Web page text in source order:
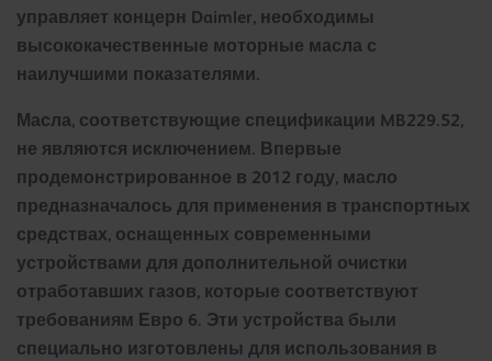
управляет концерн Daimler, необходимы
высококачественные моторные масла с
наилучшими показателями.
Масла, соответствующие спецификации MB229.52,
не являются исключением. Впервые
продемонстрированное в 2012 году, масло
предназначалось для применения в транспортных
средствах, оснащенных современными
устройствами для дополнительной очистки
отработавших газов, которые соответствуют
требованиям Евро 6. Эти устройства были
специально изготовлены для использования в